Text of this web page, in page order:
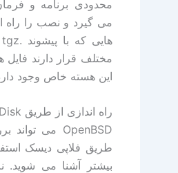
مختلف قرار دارند
این هسته خاص وجود
راه اندازی از طریق Floppy Disk
طریق فلاپی دیسک